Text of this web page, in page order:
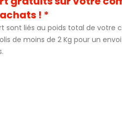
! *
sont liés au poids total de
de moins de 2 Kg pour un